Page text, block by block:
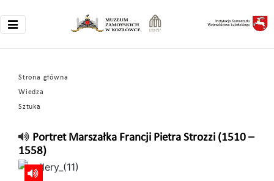
Strona główna
Wiedza
Sztuka
Portret Marszałka Francji Pietra Strozzi (1510 –
1558)